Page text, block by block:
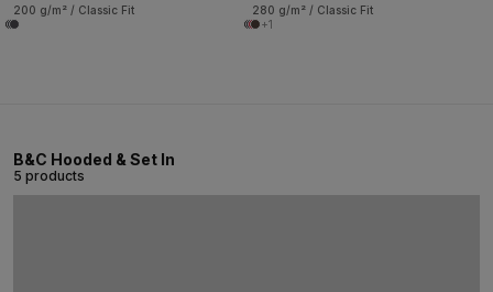
200 g/m² / Classic Fit
280 g/m² / Classic Fit
+1
B&C Hooded & Set In
5 products